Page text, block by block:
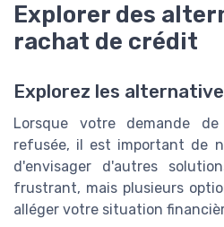
Explorer des
rachat de crédit
Explorez les
Lorsque votre demande
refusée, il est important de
d'envisager d'autres
frustrant, mais plusieurs
alléger votre situation